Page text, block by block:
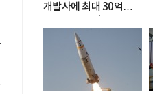
개발사에 최대 30억달러